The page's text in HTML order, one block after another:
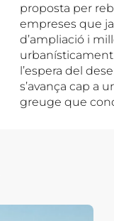
proposta per
empreses que
d’ampliació i
urbanísticament
l’espera del
s’avança cap a
greuge que